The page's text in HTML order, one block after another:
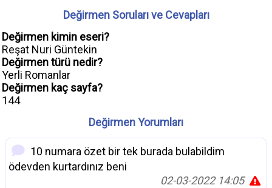
Değirmen Soruları ve Cevapları
Değirmen kimin eseri?
Reşat Nuri Güntekin
Değirmen türü nedir?
Yerli Romanlar
Değirmen kaç sayfa?
144
Değirmen Yorumları
10 numara özet bir tek burada bulabildim
ödevden kurtardınız beni
02-03-2022 14:05